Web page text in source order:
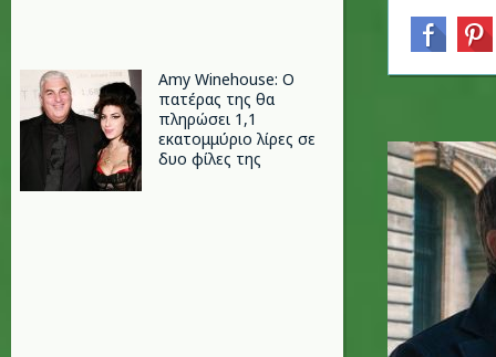
Amy Winehouse: Ο
πατέρας της θα
πληρώσει 1,1
εκατομμύριο λίρες σε
δυο φίλες της